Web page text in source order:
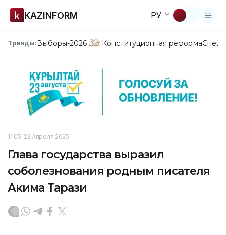
KAZINFORM РУ
Тренды:Выборы-2026 Конституционная реформа
11:05, 22 Апреля 2025
Глава государства выразил
соболезнования родным писателя
Акима Тарази